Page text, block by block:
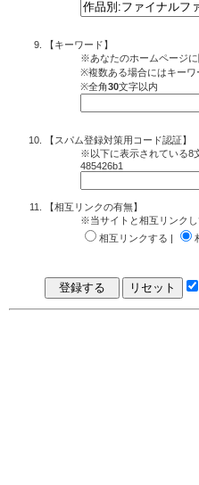
【キーワード】
※あなたのホームページ
※複数ある場合にはキーワ
※全角30文字以内
【スパム登録対策用コード認証】
※以下に表示されている8
485426b1
【相互リンクの有無】
※当サイトと相互リンク
相互リンクする |